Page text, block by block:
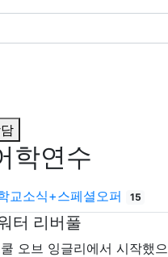
학연수
교소식+스페셜오퍼 15
터 리버풀
오브 잉글리에서 시작